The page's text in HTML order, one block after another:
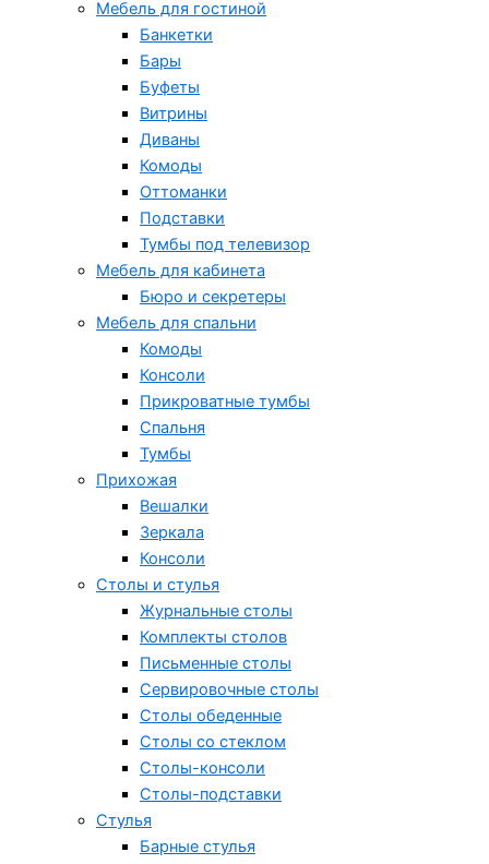
Мебель для гостиной
Банкетки
Бары
Буфеты
Витрины
Диваны
Комоды
Оттоманки
Подставки
Тумбы под телевизор
Мебель для кабинета
Бюро и секретеры
Мебель для спальни
Комоды
Консоли
Прикроватные тумбы
Спальня
Тумбы
Прихожая
Вешалки
Зеркала
Консоли
Столы и стулья
Журнальные столы
Комплекты столов
Письменные столы
Сервировочные столы
Столы обеденные
Столы со стеклом
Столы-консоли
Столы-подставки
Стулья
Барные стулья